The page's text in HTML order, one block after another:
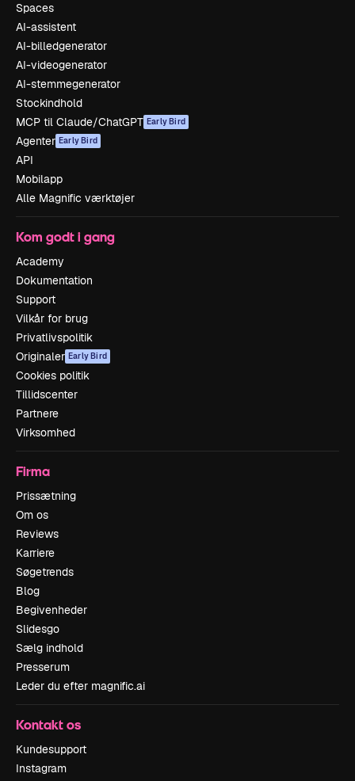
Spaces
AI-assistent
AI-billedgenerator
AI-videogenerator
AI-stemmegenerator
Stockindhold
MCP til Claude/ChatGPT Early Bird
Agenter Early Bird
API
Mobilapp
Alle Magnific værktøjer
Kom godt i gang
Academy
Dokumentation
Support
Vilkår for brug
Privatlivspolitik
Originaler Early Bird
Cookies politik
Tillidscenter
Partnere
Virksomhed
Firma
Prissætning
Om os
Reviews
Karriere
Søgetrends
Blog
Begivenheder
Slidesgo
Sælg indhold
Presserum
Leder du efter magnific.ai
Kontakt os
Kundesupport
Instagram